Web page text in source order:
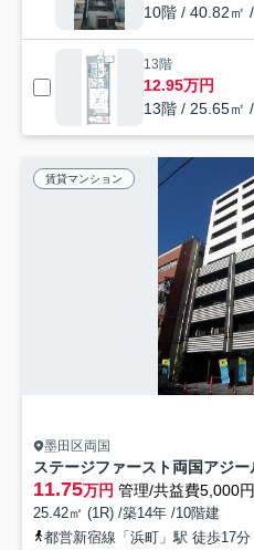
10階 / 40.82㎡
13階
12.95万円
13階 / 25.65㎡
賃貸マンション
墨田区両国
ステージファースト両国アジー
11.75万円 管理/共益費5,000円
25.42㎡ (1R) /築14年 /10階建
都営新宿線「浜町」駅 徒歩17分